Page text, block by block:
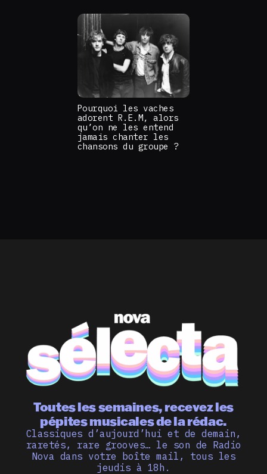
Pourquoi les vaches
adorent R.E.M, alors
qu’on ne les entend
jamais chanter les
chansons du groupe ?
Toutes les semaines, recevez les
pépites musicales de la rédac.
Classiques d’aujourd’hui et de demain,
raretés, rare grooves… le son de Radio
Nova dans votre boîte mail, tous les
jeudis à 18h.